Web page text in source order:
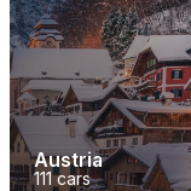
Austria
111cars